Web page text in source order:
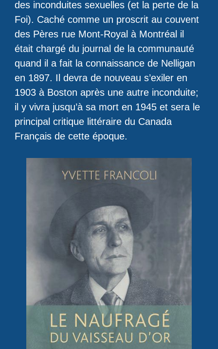
des inconduites sexuelles (et la perte de la
Foi). Caché comme un proscrit au couvent
des Pères rue Mont-Royal à Montréal il
était chargé du journal de la communauté
quand il a fait la connaissance de Nelligan
en 1897. Il devra de nouveau s’exiler en
1903 à Boston après une autre inconduite;
il y vivra jusqu’à sa mort en 1945 et sera le
principal critique littéraire du Canada
Français de cette époque.